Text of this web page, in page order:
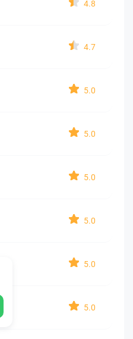
4.8
4.7
5.0
5.0
5.0
5.0
5.0
5.0